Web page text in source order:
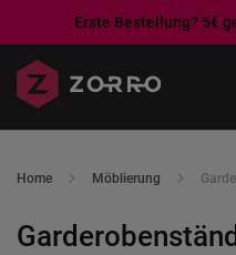
Erste Bestellung? 5€
zum
Home Möblierung